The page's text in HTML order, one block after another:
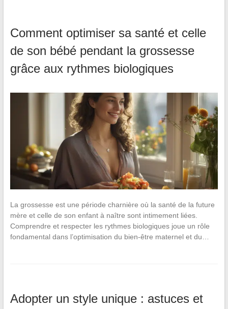
Comment optimiser sa santé et celle
de son bébé pendant la grossesse
grâce aux rythmes biologiques
La grossesse est une période charnière où la santé de la future
mère et celle de son enfant à naître sont intimement liées.
Comprendre et respecter les rythmes biologiques joue un rôle
fondamental dans l’optimisation du bien-être maternel et du…
Adopter un style unique : astuces et